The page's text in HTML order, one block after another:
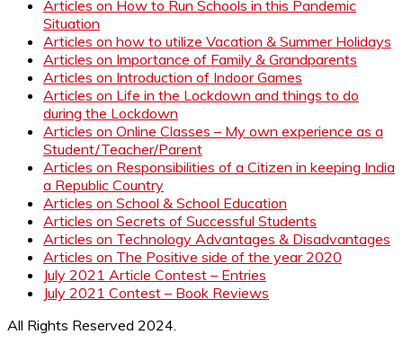
Articles on How to Run Schools in this Pandemic
Situation
Articles on how to utilize Vacation & Summer Holidays
Articles on Importance of Family & Grandparents
Articles on Introduction of Indoor Games
Articles on Life in the Lockdown and things to do
during the Lockdown
Articles on Online Classes – My own experience as a
Student/Teacher/Parent
Articles on Responsibilities of a Citizen in keeping India
a Republic Country
Articles on School & School Education
Articles on Secrets of Successful Students
Articles on Technology Advantages & Disadvantages
Articles on The Positive side of the year 2020
July 2021 Article Contest – Entries
July 2021 Contest – Book Reviews
All Rights Reserved 2024.